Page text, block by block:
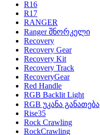
R16
R17
RANGER
Ranger შნორკელი
Recovery
Recovery Gear
Recovery Kit
Recovery Track
RecoveryGear
Red Handle
RGB Backlit Light
RGB უკანა განათება
Rise35
Rock Crawling
RockCrawling